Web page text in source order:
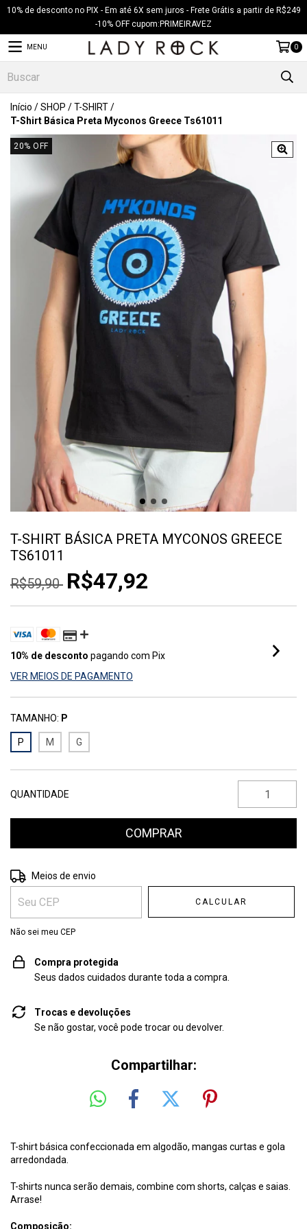
10% de desconto no PIX - Em até 6X sem juros - Frete Grátis a partir de R$249
-10% OFF cupom:PRIMEIRAVEZ
MENU 0
Início /SHOP /T-SHIRT/
T-Shirt Básica Preta Myconos Greece Ts61011
20% OFF
T-SHIRT BÁSICA PRETA MYCONOS GREECE
TS61011
R$59,90 R$47,92
10% de desconto pagando com Pix
VER MEIOS DE PAGAMENTO
TAMANHO: P
P M G
QUANTIDADE
Entregas para o CEP:
Meios de envio
CALCULAR
Não sei meu CEP
Compra protegida
Seus dados cuidados durante toda a compra.
Trocas e devoluções
Se não gostar, você pode trocar ou devolver.
Compartilhar:
T-shirt básica confeccionada em algodão, mangas curtas e gola
arredondada.
T-shirts nunca serão demais, combine com shorts, calças e saias.
Arrase!
Composição: